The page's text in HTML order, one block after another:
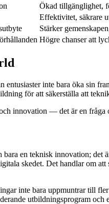
Ökad tillgänglighet,
Effektivitet, säkrare
Stärker
Högre chanser att
inte bara öka sin
för att säkerställa att
innovation — det är en fråga
en teknisk innovation;
skedet. Det handlar om
inte bara uppmuntrar till
utbildningsprogram